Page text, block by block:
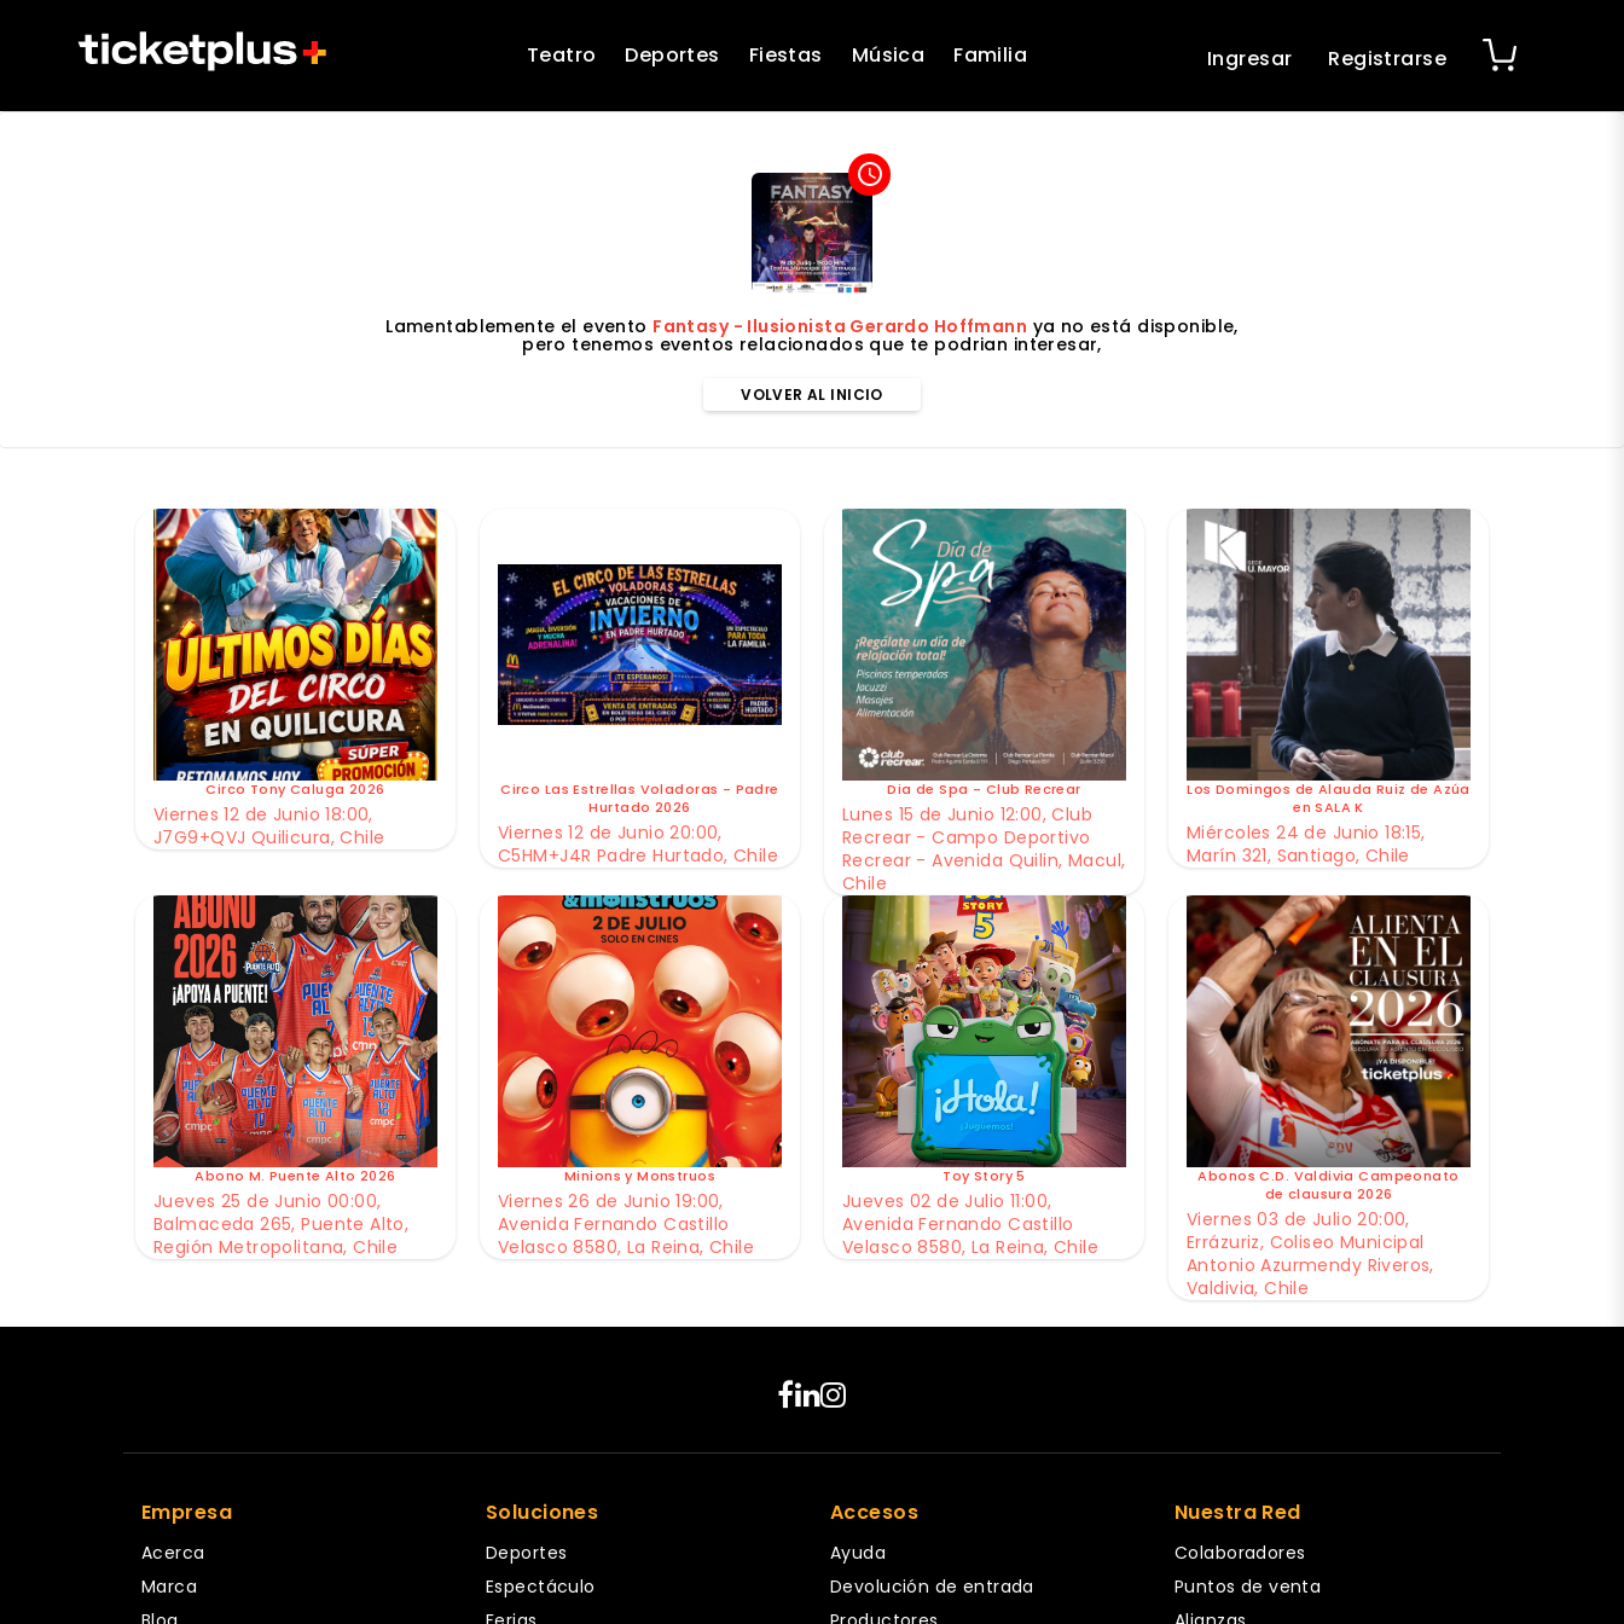
Teatro Deportes Fiestas Música Familia Ingresar Registrarse
access_time
Lamentablemente el evento Fantasy - Ilusionista Gerardo Hoffmann ya no está disponible,
pero tenemos eventos relacionados que te podrian interesar,
VOLVER AL INICIO
Circo Tony Caluga 2026
Viernes 12 de Junio 18:00,
J7G9+QVJ Quilicura, Chile
Circo Las Estrellas Voladoras - Padre
Hurtado 2026
Viernes 12 de Junio 20:00,
C5HM+J4R Padre Hurtado, Chile
Dia de Spa - Club Recrear
Lunes 15 de Junio 12:00, Club
Recrear - Campo Deportivo
Recrear - Avenida Quilin, Macul,
Chile
Los Domingos de Alauda Ruiz de Azúa
en SALA K
Miércoles 24 de Junio 18:15,
Marín 321, Santiago, Chile
Abono M. Puente Alto 2026
Jueves 25 de Junio 00:00,
Balmaceda 265, Puente Alto,
Región Metropolitana, Chile
Minions y Monstruos
Viernes 26 de Junio 19:00,
Avenida Fernando Castillo
Velasco 8580, La Reina, Chile
Toy Story 5
Jueves 02 de Julio 11:00,
Avenida Fernando Castillo
Velasco 8580, La Reina, Chile
Abonos C.D. Valdivia Campeonato
de clausura 2026
Viernes 03 de Julio 20:00,
Errázuriz, Coliseo Municipal
Antonio Azurmendy Riveros,
Valdivia, Chile
Empresa
Acerca
Marca
Soluciones
Deportes
Espectáculo
Accesos
Ayuda
Devolución de entrada
Nuestra Red
Colaboradores
Puntos de venta